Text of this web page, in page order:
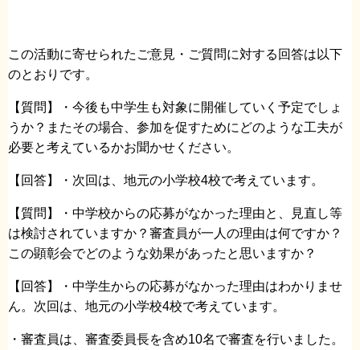
この活動に寄せられたご意見・ご質問に対する回答は以下
のとおりです。
【質問】・今後も中学生も対象に開催していく予定でしょ
うか？またその場合、参加を促すためにどのような工夫が
必要と考えているかお聞かせください。
【回答】・次回は、地元の小学校4校で考えています。
【質問】・中学校からの応募がなかった理由と、見直し等
は検討されていますか？審査員が一人の理由は何ですか？
この顕彰会でどのような効果があったと思いますか？
【回答】・中学生からの応募がなかった理由はわかりませ
ん。次回は、地元の小学校4校で考えています。
・審査員は、審査委員長を含め10名で審査を行いました。